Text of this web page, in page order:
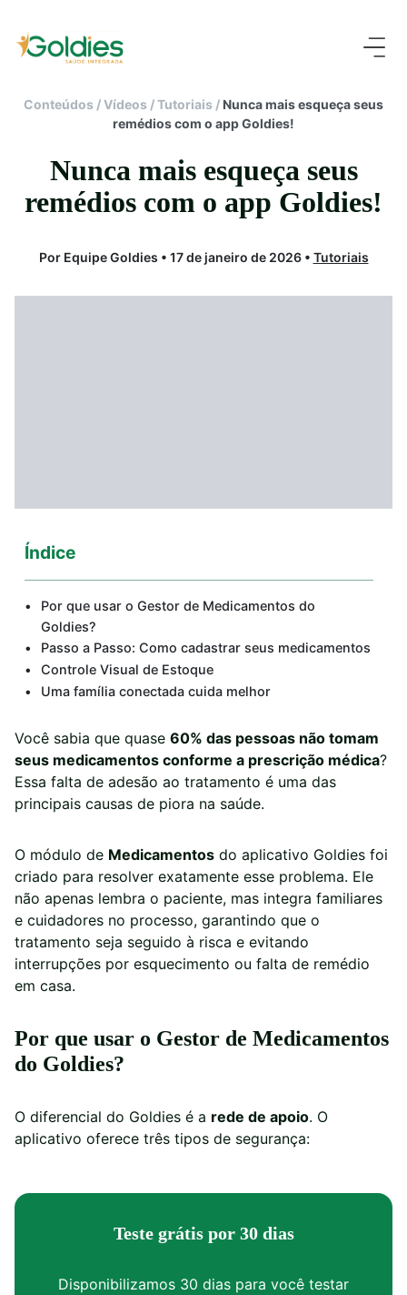
Conteúdos /Vídeos /Tutoriais / Nunca mais esqueça seus
remédios com o app Goldies!
Nunca mais esqueça seus
remédios com o app Goldies!
Por Equipe Goldies • 17 de janeiro de 2026 • Tutoriais
Índice
Por que usar o Gestor de Medicamentos do
Goldies?
Passo a Passo: Como cadastrar seus medicamentos
Controle Visual de Estoque
Uma família conectada cuida melhor
Você sabia que quase 60% das pessoas não tomam
seus medicamentos conforme a prescrição médica?
Essa falta de adesão ao tratamento é uma das
principais causas de piora na saúde.
O módulo de Medicamentos do aplicativo Goldies foi
criado para resolver exatamente esse problema. Ele
não apenas lembra o paciente, mas integra familiares
e cuidadores no processo, garantindo que o
tratamento seja seguido à risca e evitando
interrupções por esquecimento ou falta de remédio
em casa.
Por que usar o Gestor de Medicamentos
do Goldies?
O diferencial do Goldies é a rede de apoio. O
aplicativo oferece três tipos de segurança:
Teste grátis por 30 dias
Disponibilizamos 30 dias para você testar